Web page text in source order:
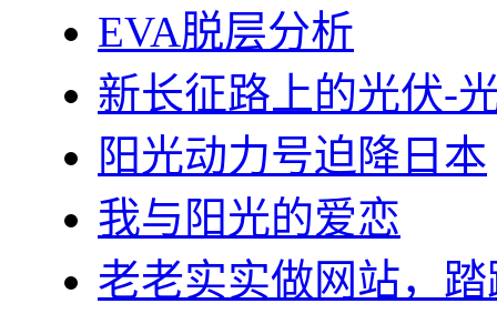
EVA脱层分析
新长征路上的光伏-
阳光动力号迫降日本
我与阳光的爱恋
老老实实做网站，